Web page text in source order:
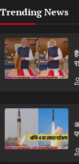
Trending News